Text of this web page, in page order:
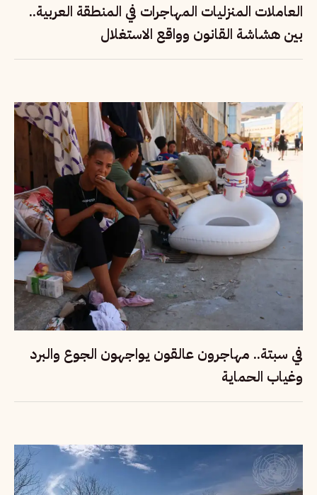
العاملات المنزليات المهاجرات في المنطقة العربية..
بين هشاشة القانون وواقع الاستغلال
في سبتة.. مهاجرون عالقون يواجهون الجوع والبرد
وغياب الحماية